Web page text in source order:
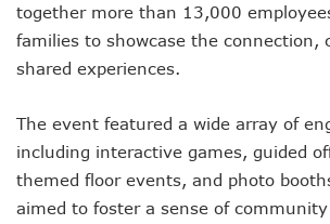
together more than 13,000
families to showcase the connection,
shared experiences.
The event featured a wide array of
including interactive games, guided
themed floor events, and photo
aimed to foster a sense of